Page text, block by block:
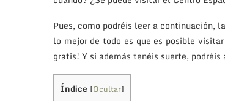
Pues, como podréis leer a continuación,
lo mejor de todo es que es posible
gratis! Y si además tenéis suerte,
Índice [Ocultar]